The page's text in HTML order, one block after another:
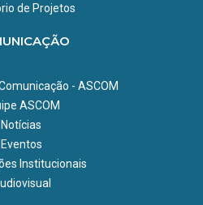
de Projetos
- ASCOM
ASCOM
Notícias
Eventos
Institucionais